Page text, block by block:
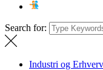
Search for:
Industri og Erhverv